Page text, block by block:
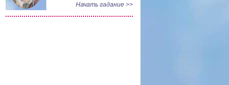
Начать гадание >>